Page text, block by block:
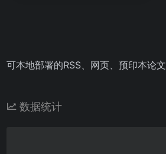
可本地部署的RSS、网页、预印本论
数据统计